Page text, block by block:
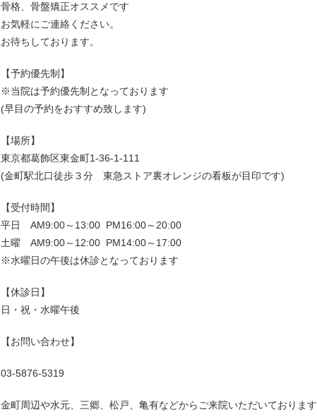
骨格、骨盤矯正オススメです
お気軽にご連絡ください。
お待ちしております。
【予約優先制】
※当院は予約優先制となっております
(早目の予約をおすすめ致します)
【場所】
東京都葛飾区東金町1-36-1-111
(金町駅北口徒歩３分 東急ストア裏オレンジの看板が目印です)
【受付時間】
平日 AM9:00～13:00 PM16:00～20:00
土曜 AM9:00～12:00 PM14:00～17:00
※水曜日の午後は休診となっております
【休診日】
日・祝・水曜午後
【お問い合わせ】
03-5876-5319
金町周辺や水元、三郷、松戸、亀有などからご来院いただいております